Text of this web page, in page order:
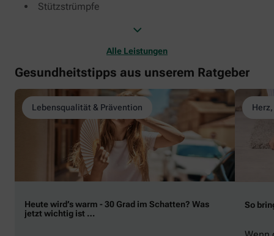
Stützstrümpfe
Alle Leistungen
Gesundheitstipps aus unserem Ratgeber
Lebensqualität & Prävention
Heute wird’s warm - 30 Grad im Schatten? Was
jetzt wichtig ist …
So